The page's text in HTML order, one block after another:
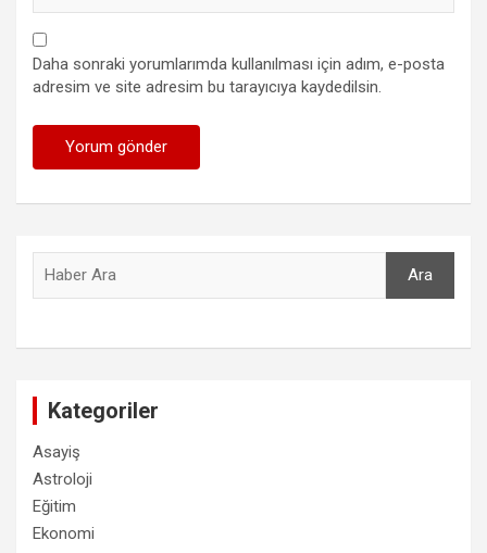
Daha sonraki yorumlarımda kullanılması için adım, e-posta
adresim ve site adresim bu tarayıcıya kaydedilsin.
Ara
Kategoriler
Asayiş
Astroloji
Eğitim
Ekonomi